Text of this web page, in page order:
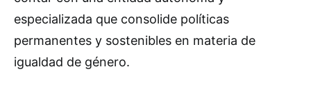
especializada que consolide políticas
permanentes y sostenibles en materia de
igualdad de género.